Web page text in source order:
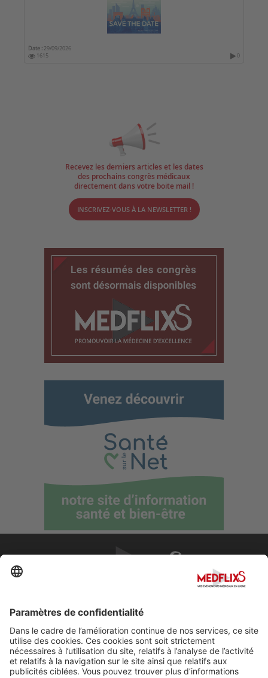
Date : 29/09/2026
1615
0
Recevez les derniers articles et les dates
des prochains congrès médicaux
directement dans votre boite mail !
INSCRIVEZ-VOUS À LA NEWSLETTER !
À propos de MedflixS®
Aide
Contact
Mentions légales